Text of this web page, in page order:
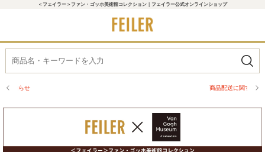
＜フェイラー＞ファン・ゴッホ美術館コレクション｜フェイラー公式オンラインショップ
商品配送に関するお知らせ